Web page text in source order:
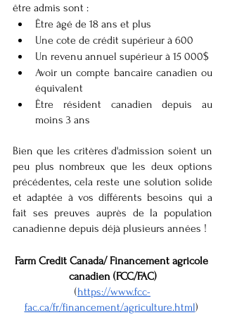
être admis sont :
Être âgé de 18 ans et plus
Une cote de crédit supérieur à 600
Un revenu annuel supérieur à 15 000$
Avoir un compte bancaire canadien ou
équivalent
Être résident canadien depuis au
moins 3 ans
Bien que les critères d'admission soient un
peu plus nombreux que les deux options
précédentes, cela reste une solution solide
et adaptée à vos différents besoins qui a
fait ses preuves auprès de la population
canadienne depuis déjà plusieurs années !
Farm Credit Canada/ Financement agricole
canadien (FCC/FAC)
(https://www.fcc-
fac.ca/fr/financement/agriculture.html)